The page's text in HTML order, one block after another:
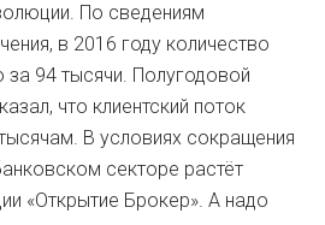
По сведениям
в 2016 году количество
за 94 тысячи. Полугодовой
что клиентский поток
В условиях сокращения
секторе растёт
«Открытие Брокер». А надо